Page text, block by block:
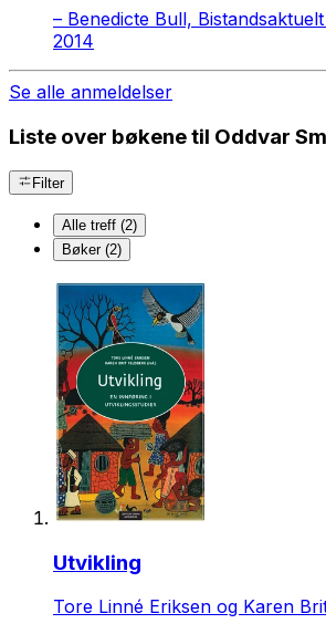
– Benedicte Bull,
2014
Se alle anmeldelser
Liste over bøkene til Oddvar
Filter
Alle treff (2)
Bøker (2)
Utvikling
Tore Linné Eriksen og Karen